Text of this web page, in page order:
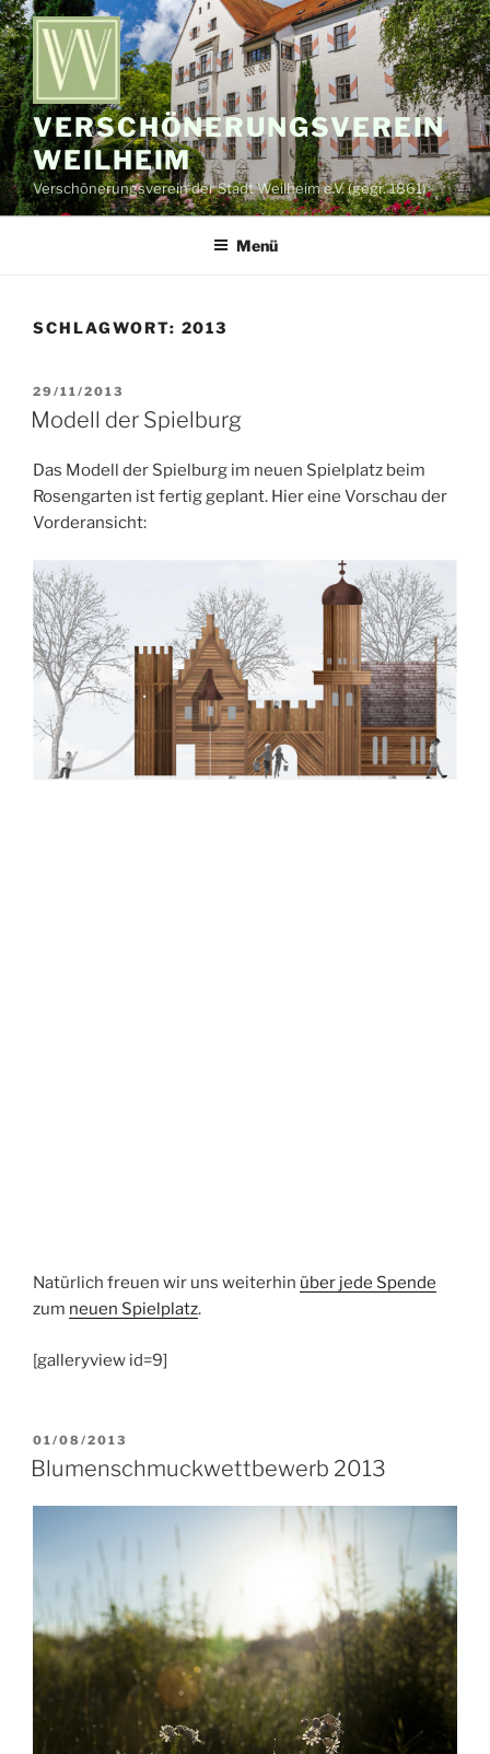
Zum
Inhalt
springen
VERSCHÖNERUNGSVEREIN
WEILHEIM
Verschönerungsverein der Stadt Weilheim e.V. (gegr. 1861)
Menü
SCHLAGWORT: 2013
VERÖFFENTLICHT
AM
29/11/2013
Modell der Spielburg
Das Modell der Spielburg im neuen Spielplatz beim
Rosengarten ist fertig geplant. Hier eine Vorschau der
Vorderansicht:
Natürlich freuen wir uns weiterhin über jede Spende
zum neuen Spielplatz.
[galleryview id=9]
VERÖFFENTLICHT
AM
01/08/2013
Blumenschmuckwettbewerb 2013